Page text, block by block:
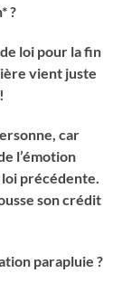
?
loi pour la fin
vient juste
car
l’émotion
précédente.
son crédit
parapluie ?